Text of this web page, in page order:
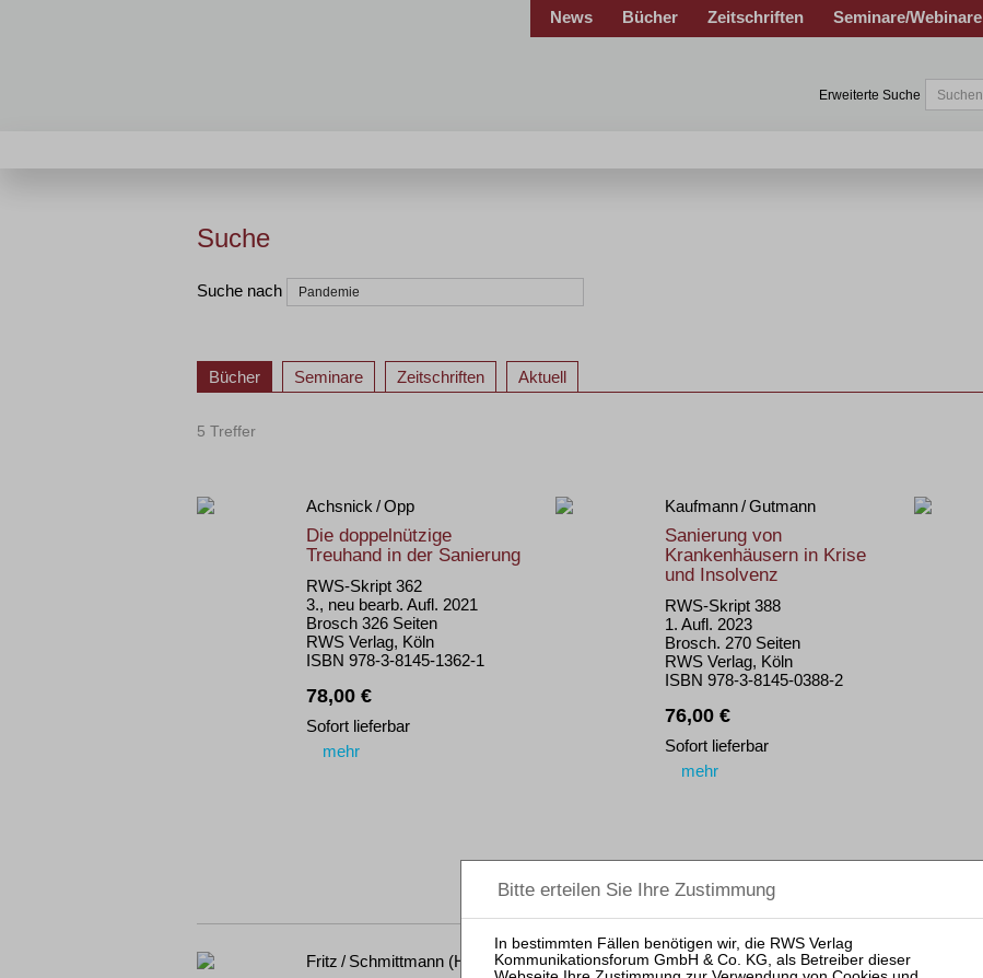
News Bücher Zeitschriften Seminare/Webinare
Erweiterte Suche
Suche
Suche nach
Bücher Seminare Zeitschriften Aktuell
5 Treffer
Achsnick / Opp
Die doppelnützige
Treuhand in der Sanierung
RWS-Skript 362
3., neu bearb. Aufl. 2021
Brosch 326 Seiten
RWS Verlag, Köln
ISBN 978-3-8145-1362-1
78,00 €
Sofort lieferbar
mehr
Kaufmann / Gutmann
Sanierung von
Krankenhäusern in Krise
und Insolvenz
RWS-Skript 388
1. Aufl. 2023
Brosch. 270 Seiten
RWS Verlag, Köln
ISBN 978-3-8145-0388-2
76,00 €
Sofort lieferbar
mehr
Fritz / Schmittmann (Hrsg.) Bork / Hölzle (Hrsg.)